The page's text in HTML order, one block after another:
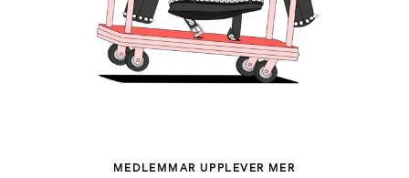
MEDLEMMAR UPPLEVER MER